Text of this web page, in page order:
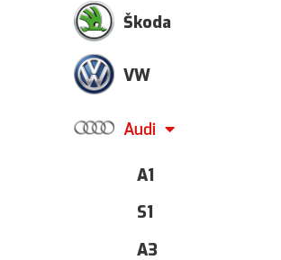
Škoda
VW
Audi
A1
S1
A3